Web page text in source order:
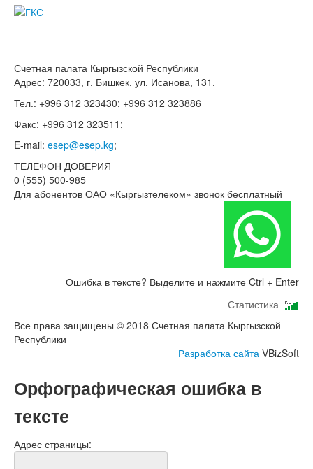
Счетная палата Кыргызской Республики
Адрес: 720033, г. Бишкек, ул. Исанова, 131.
Тел.: +996 312 323430; +996 312 323886
Факс: +996 312 323511;
E-mail: esep@esep.kg;
ТЕЛЕФОН ДОВЕРИЯ
0 (555) 500-985
Для абонентов ОАО «Кыргызтелеком» звонок бесплатный
Ошибка в тексте? Выделите и нажмите Ctrl + Enter
Статистика
Все права защищены © 2018 Счетная палата Кыргызской
Республики
Разработка сайта VBizSoft
Орфографическая ошибка в
тексте
Адрес страницы: